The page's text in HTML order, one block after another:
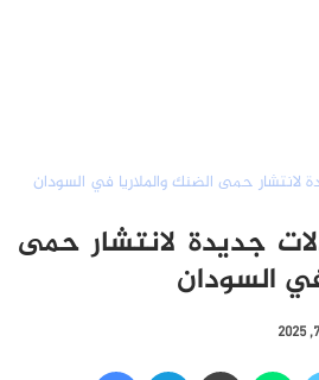
جديدة لانتشار حمى
في السودان